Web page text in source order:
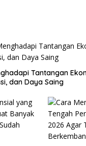
Tantangan
dan Daya Saing